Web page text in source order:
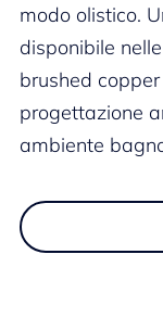
modo olistico.
disponibile
brushed
progettazione
ambiente